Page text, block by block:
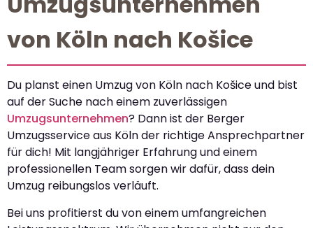
von Köln nach Košice
Du planst einen Umzug von Köln nach Košice und bist
auf der Suche nach einem zuverlässigen
Umzugsunternehmen? Dann ist der Berger
Umzugsservice aus Köln der richtige Ansprechpartner
für dich! Mit langjähriger Erfahrung und einem
professionellen Team sorgen wir dafür, dass dein
Umzug reibungslos verläuft.
Bei uns profitierst du von einem umfangreichen